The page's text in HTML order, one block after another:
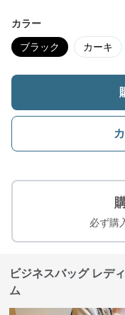
カラー
ブラック カーキ
必ず購
ビジネスバッグ レデ
ム